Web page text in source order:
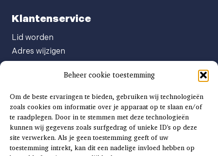
Beheer cookie toestemming
Om de beste ervaringen te bieden, gebruiken wij technologieën
zoals cookies om informatie over je apparaat op te slaan en/of
te raadplegen. Door in te stemmen met deze technologieën
kunnen wij gegevens zoals surfgedrag of unieke ID's op deze
site verwerken. Als je geen toestemming geeft of uw
toestemming intrekt, kan dit een nadelige invloed hebben op
Klantenservice
Lid worden
Adres wijzigen
Abonnement opzeggen
Afgeven automatische incasso
Factuur betalen
Klachtenformulier
Overige vragen